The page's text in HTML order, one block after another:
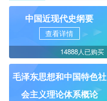
中国近现代史纲要
查看详情
14888人已购买
毛泽东思想和中国特色社
会主义理论体系概论